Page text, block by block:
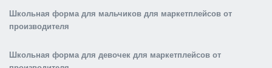
Школьная форма для мальчиков для маркетплейсов от
производителя
Школьная форма для девочек для маркетплейсов от